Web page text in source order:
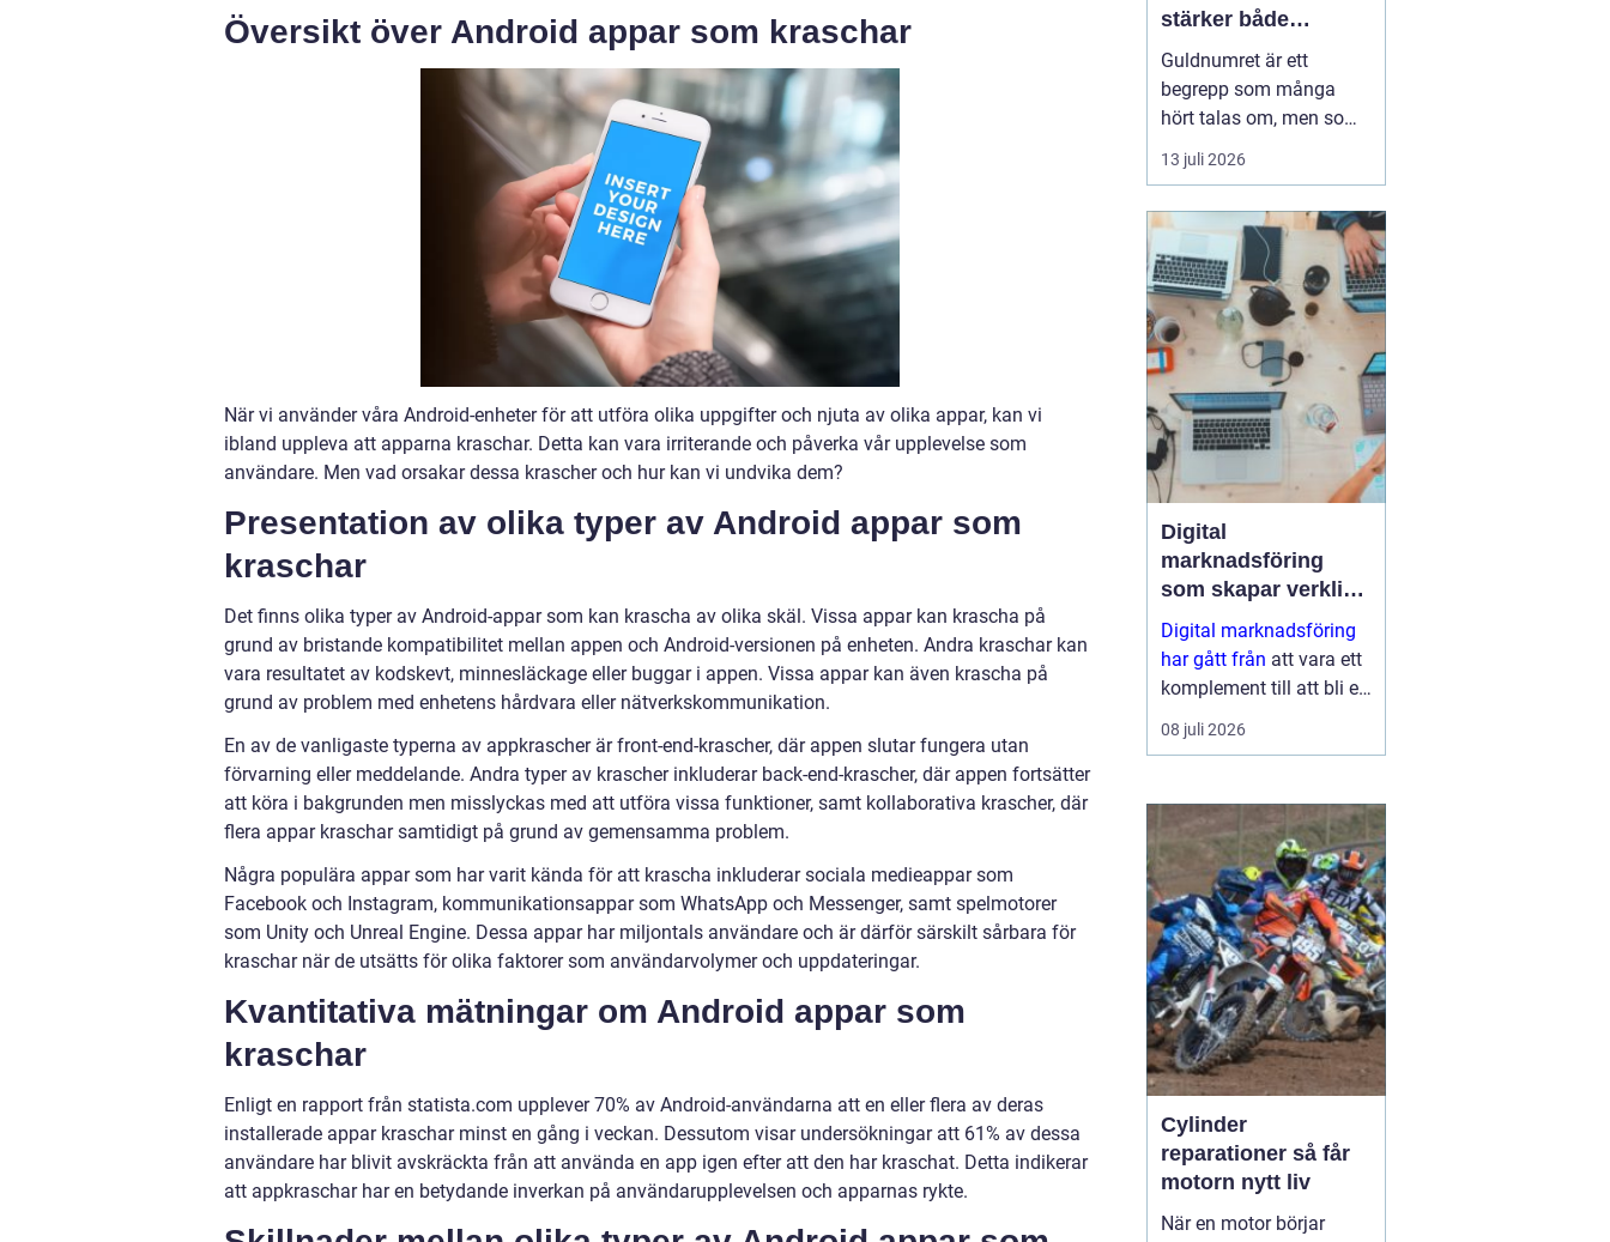
Översikt över Android appar som kraschar
När vi använder våra Android-enheter för att utföra olika uppgifter och njuta av olika appar, kan vi
ibland uppleva att apparna kraschar. Detta kan vara irriterande och påverka vår upplevelse som
användare. Men vad orsakar dessa krascher och hur kan vi undvika dem?
Presentation av olika typer av Android appar som
kraschar
Det finns olika typer av Android-appar som kan krascha av olika skäl. Vissa appar kan krascha på
grund av bristande kompatibilitet mellan appen och Android-versionen på enheten. Andra kraschar kan
vara resultatet av kodskevt, minnesläckage eller buggar i appen. Vissa appar kan även krascha på
grund av problem med enhetens hårdvara eller nätverkskommunikation.
En av de vanligaste typerna av appkrascher är front-end-krascher, där appen slutar fungera utan
förvarning eller meddelande. Andra typer av krascher inkluderar back-end-krascher, där appen fortsätter
att köra i bakgrunden men misslyckas med att utföra vissa funktioner, samt kollaborativa krascher, där
flera appar kraschar samtidigt på grund av gemensamma problem.
Några populära appar som har varit kända för att krascha inkluderar sociala medieappar som
Facebook och Instagram, kommunikationsappar som WhatsApp och Messenger, samt spelmotorer
som Unity och Unreal Engine. Dessa appar har miljontals användare och är därför särskilt sårbara för
kraschar när de utsätts för olika faktorer som användarvolymer och uppdateringar.
Kvantitativa mätningar om Android appar som
kraschar
Enligt en rapport från statista.com upplever 70% av Android-användarna att en eller flera av deras
installerade appar kraschar minst en gång i veckan. Dessutom visar undersökningar att 61% av dessa
användare har blivit avskräckta från att använda en app igen efter att den har kraschat. Detta indikerar
att appkraschar har en betydande inverkan på användarupplevelsen och apparnas rykte.
stärker både
varumärke och
vardag
Guldnumret är ett
begrepp som många
hört talas om, men som
färre har funderat
igenom strategiskt. Med
och ofta symmetriskt
telefonnummer kan
både företag och
privatpersoner göra
kommuni...
13 juli 2026
Digital
marknadsföring
som skapar verkliga
resultat
Digital marknadsföring
har gått från att vara ett
komplement till att bli en
central del i hur företag
växer, bygger förtroende
08 juli 2026
Cylinder
reparationer så får
motorn nytt liv
När en motor börjar